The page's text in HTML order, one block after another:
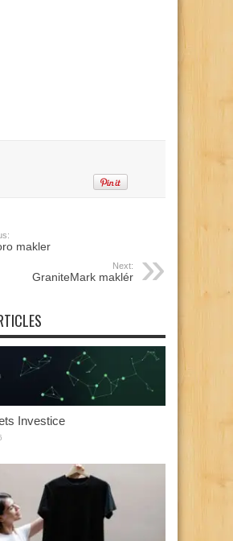
makler
Next:
GraniteMark maklér
Investice